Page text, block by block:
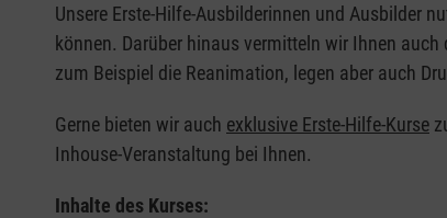
Unsere Erste-Hilfe-Ausbilderinnen und Ausbilder
können. Darüber hinaus vermitteln wir Ihnen
zum Beispiel die Reanimation, legen aber auch
Gerne bieten wir auch exklusive Erste-Hilfe-Kurse
Inhouse-Veranstaltung bei Ihnen.
Inhalte des Kurses: